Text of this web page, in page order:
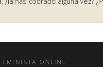
ONLINE